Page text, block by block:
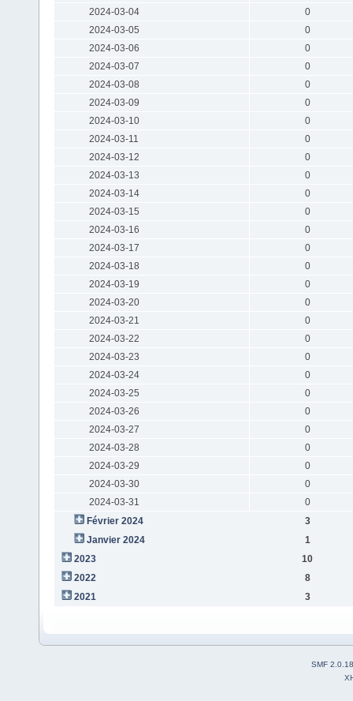
2024-03-04
0
2024-03-05
0
2024-03-06
0
2024-03-07
0
2024-03-08
0
2024-03-09
0
2024-03-10
0
2024-03-11
0
2024-03-12
0
2024-03-13
0
2024-03-14
0
2024-03-15
0
2024-03-16
0
2024-03-17
0
2024-03-18
0
2024-03-19
0
2024-03-20
0
2024-03-21
0
2024-03-22
0
2024-03-23
0
2024-03-24
0
2024-03-25
0
2024-03-26
0
2024-03-27
0
2024-03-28
0
2024-03-29
0
2024-03-30
0
2024-03-31
0
Février 2024
3
Janvier 2024
1
2023
10
2022
8
2021
3
SMF 2.0.18